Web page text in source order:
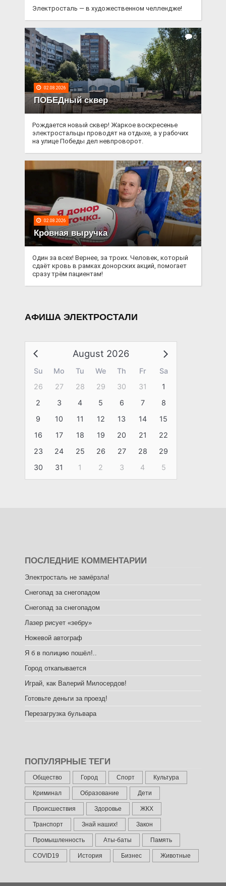
Электросталь — в художественном челлендже!
0
02.08.2026
ПОБЕДный сквер
Рождается новый сквер! Жаркое воскресенье
электростальцы проводят на отдыхе, а у рабочих
на улице Победы дел невпроворот.
0
02.08.2026
Кровная выручка
Один за всех! Вернее, за троих. Человек, который
сдаёт кровь в рамках донорских акций, помогает
сразу трём пациентам!
АФИША ЭЛЕКТРОСТАЛИ
August 2026
Su Mo Tu We Th Fr
Sa
26
27 28 29 30 31
1
2
3 4 5 6 7
8
9
10 11 12 13 14
15
16
17 18 19 20 21
22
23
24 25 26 27 28
29
30
31 1 2 3 4 5
ПОСЛЕДНИЕ КОММЕНТАРИИ
Электросталь не замёрзла!
Снегопад за снегопадом
Снегопад за снегопадом
Лазер рисует «зебру»
Ножевой автограф
Я б в полицию пошёл!..
Город откапывается
Играй, как Валерий Милосердов!
Готовьте деньги за проезд!
Перезагрузка бульвара
ПОПУЛЯРНЫЕ ТЕГИ
Общество Город Спорт Культура
Криминал Образование Дети
Происшествия Здоровье ЖКХ
Транспорт Знай наших! Закон
Промышленность Аты-баты Память
COVID19 История Бизнес Животные